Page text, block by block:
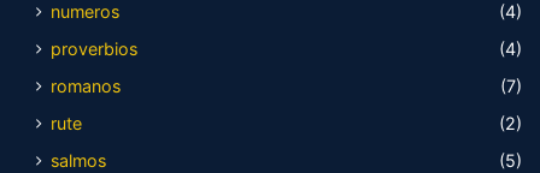
numeros
(4)
proverbios
(4)
romanos
(7)
rute
(2)
salmos
(5)